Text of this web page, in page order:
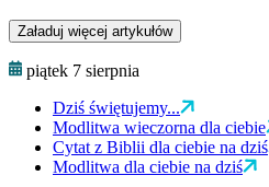
Załaduj więcej artykułów
piątek 7 sierpnia
Dziś świętujemy...
Modlitwa wieczorna dla ciebie
Cytat z Biblii dla ciebie na dziś
Modlitwa dla ciebie na dziś